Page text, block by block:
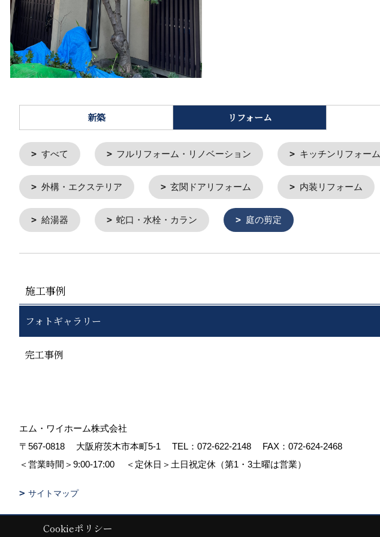
新築 リフォーム
すべて フルリフォーム・リノベーション キッチンリフォーム
外構・エクステリア 玄関ドアリフォーム 内装リフォーム
給湯器 蛇口・水栓・カラン 庭の剪定
施工事例
フォトギャラリー
完工事例
エム・ワイホーム株式会社
〒567-0818
大阪府茨木市本町5-1 TEL： 072-622-2148
FAX：072-624-2468
＜営業時間＞9:00-17:00
＜定休日＞土日祝定休（第1・3土曜は営業）
サイトマップ
Copyright (c) pacube publishing Co.,LTD. All Rights Reserved.
Cookieポリシー